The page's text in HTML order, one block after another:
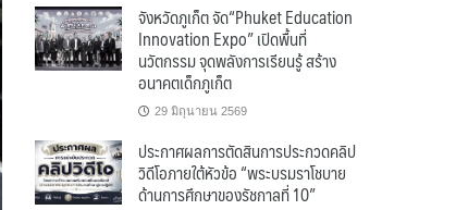
จังหวัดภูเก็ต จัด“Phuket Education
Innovation Expo” เปิดพื้นที่
นวัตกรรม จุดพลังการเรียนรู้ สร้าง
อนาคตเด็กภูเก็ต
29 มิถุนายน 2569
ประกาศผลการตัดสินการประกวดคลิป
วิดีโอภายใต้หัวข้อ “พระบรมราโชบาย
ด้านการศึกษาของรัชกาลที่ 10”